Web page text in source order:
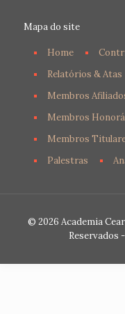
Mapa do site
Home
Relatórios & Atas
Membros
Membros
Membros
Palestras
© 2026 Academia
Reservados